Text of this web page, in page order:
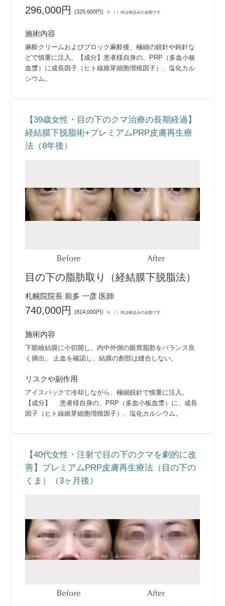
296,000円(325,600円) ※ （ ）内は税込みの金額です
施術内容
麻酔クリームおよびブロック麻酔後、極細の鋭針や鈍針な
どで慎重に注入。【成分】患者様自身の、PRP（多血小板
血漿）に成長因子（ヒト線維芽細胞増殖因子）、塩化カル
シウム。
【39歳女性・目の下のクマ治療の長期経過】
経結膜下脱脂術+プレミアムPRP皮膚再生療
法（8年後）
Before After
目の下の脂肪取り（経結膜下脱脂法）
札幌院院長 前多 一彦 医師
740,000円(814,000円) ※ （ ）内は税込みの金額です
施術内容
下眼瞼結膜に小切開し、内中外側の眼窩脂肪をバランス良
く摘出。 止血を確認し、結膜の創部は縫合しない。
リスクや副作用
アイスパックで冷却しながら、極細鋭針で慎重に注入。
【成分】 患者様自身の、PRP（多血小板血漿）に、成長
因子（ヒト線維芽細胞増殖因子）、塩化カルシウム。
【40代女性・注射で目の下のクマを劇的に改
善】プレミアムPRP皮膚再生療法（目の下の
くま）（3ヶ月後）
Before After